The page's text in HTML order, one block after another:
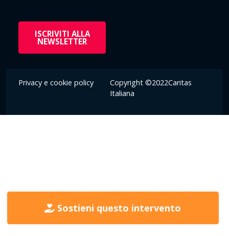
Sostieni questo intervento
ISCRIVITI ALLA
NEWSLETTER
Privacy e cookie policy
Copyright ©2022Caritas
Italiana